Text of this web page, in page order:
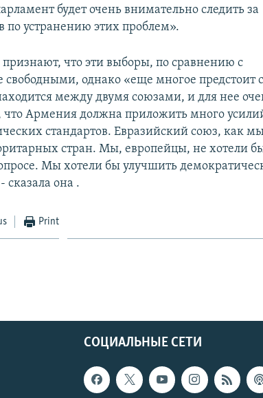
будет очень внимательно следить за
по устранению этих проблем».
признают, что эти выборы, по сравнению с
однако «еще многое предстоит
между двумя союзами, и для нее
Армения должна приложить много
стандартов. Евразийский союз, как
стран. Мы, европейцы, не хотели
Мы хотели бы улучшить
сказала она .
Print
СОЦИАЛЬНЫЕ СЕТИ